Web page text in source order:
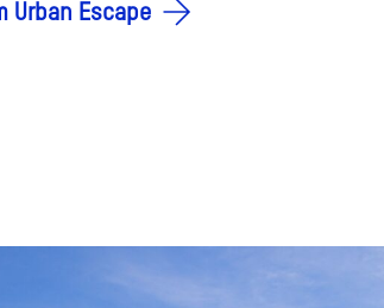
Urban Escape